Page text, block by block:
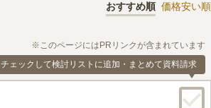
おすすめ順 価格安い順
※このページにはPRリンクが含まれています
チェックして検討リストに追加・まとめて資料請求